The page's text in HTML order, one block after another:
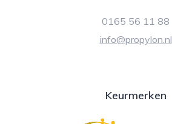
0165 56 11 88
info@propylon.nl
Keurmerken